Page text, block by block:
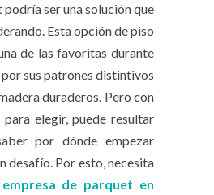
podría ser una solución que
Esta opción de piso
de las favoritas durante
sus patrones distintivos
duraderos. Pero con
elegir, puede resultar
por dónde empezar
desafío. Por esto, necesita
empresa de parquet en